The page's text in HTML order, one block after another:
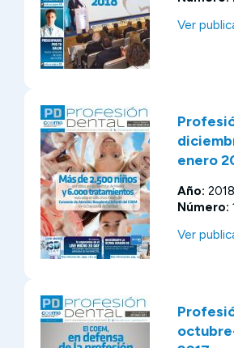
Ver
enero
Año: 2018
Número:
Ver